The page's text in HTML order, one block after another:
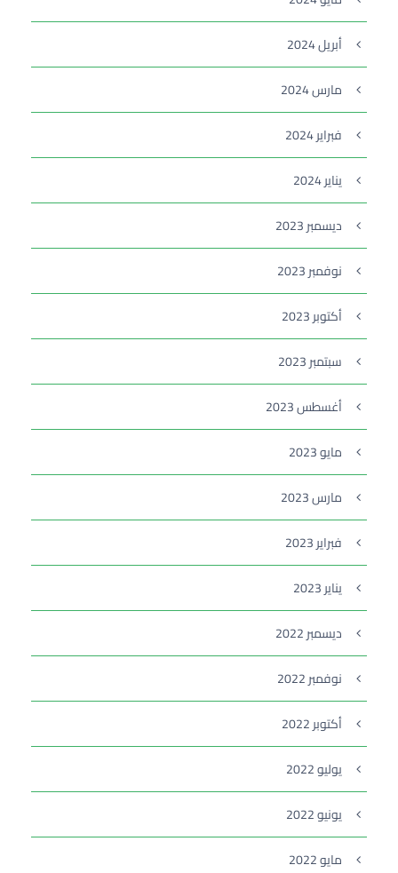
أبريل 2024
مارس 2024
فبراير 2024
يناير 2024
ديسمبر 2023
نوفمبر 2023
أكتوبر 2023
سبتمبر 2023
أغسطس 2023
مايو 2023
مارس 2023
فبراير 2023
يناير 2023
ديسمبر 2022
نوفمبر 2022
أكتوبر 2022
يوليو 2022
يونيو 2022
مايو 2022